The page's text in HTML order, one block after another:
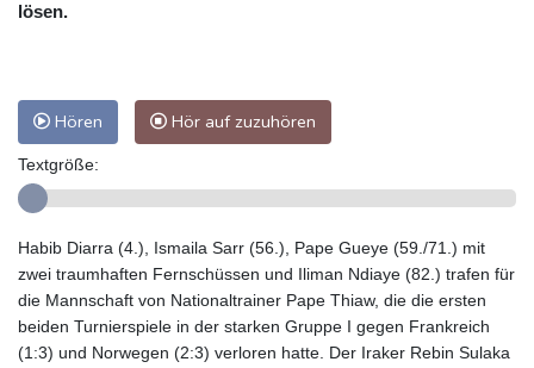
lösen.
Hören Hör auf zuzuhören
Textgröße:
Habib Diarra (4.), Ismaila Sarr (56.), Pape Gueye (59./71.) mit
zwei traumhaften Fernschüssen und Iliman Ndiaye (82.) trafen für
die Mannschaft von Nationaltrainer Pape Thiaw, die die ersten
beiden Turnierspiele in der starken Gruppe I gegen Frankreich
(1:3) und Norwegen (2:3) verloren hatte. Der Iraker Rebin Sulaka